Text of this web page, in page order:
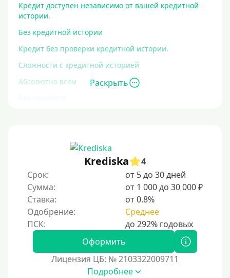
Кредит доступен независимо от вашей кредитной
истории.
Без кредитной истории
Кредит без проверки кредитной истории.
Сложности с кредитной историей
Абсолютно всем
Без проверок
На карту без отказа
Залог
Под залог ПТС
Без залога
Под залог
Под залог недвижимости
Раскрыть
Krediska
4
Срок:
от 5 до 30 дней
Сумма:
от 1 000 до 30 000 ₽
Ставка:
от 0.8%
Одобрение:
Среднее
Оформить
Лицензия ЦБ: № 2103322009711
Подробнее